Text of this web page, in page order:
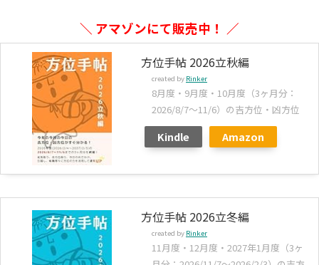
＼ アマゾンにて販売中！ ／
方位手帖 2026立秋編
created by Rinker
8月度・9月度・10月度（3ヶ月分：
2026/8/7～11/6）の吉方位・凶方位
Kindle Amazon
方位手帖 2026立冬編
created by Rinker
11月度・12月度・2027年1月度（3ヶ